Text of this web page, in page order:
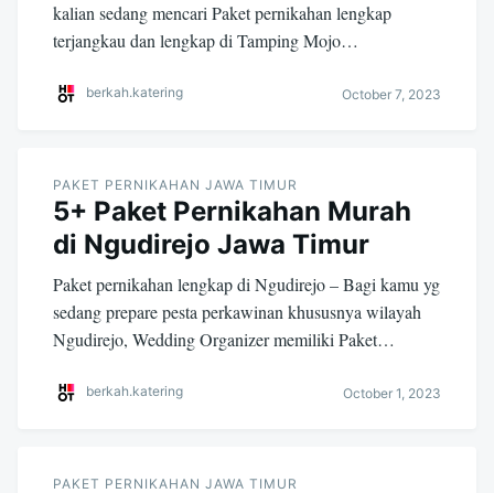
kalian sedang mencari Paket pernikahan lengkap
terjangkau dan lengkap di Tamping Mojo…
berkah.katering October 7, 2023
PAKET PERNIKAHAN JAWA TIMUR
5+ Paket Pernikahan Murah
di Ngudirejo Jawa Timur
Paket pernikahan lengkap di Ngudirejo – Bagi kamu yg
sedang prepare pesta perkawinan khususnya wilayah
Ngudirejo, Wedding Organizer memiliki Paket…
berkah.katering October 1, 2023
PAKET PERNIKAHAN JAWA TIMUR